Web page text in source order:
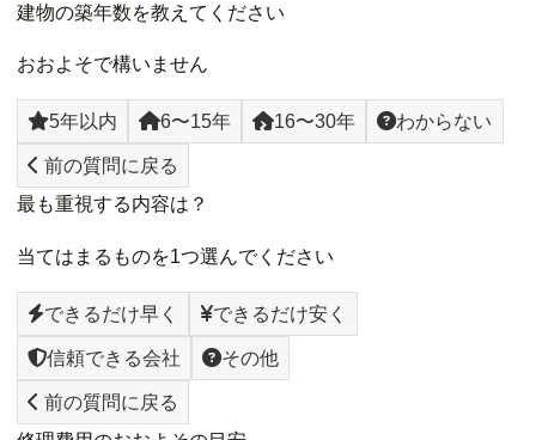
建物の築年数を教えてください
おおよそで構いません
5年以内 6〜15年 16〜30年 わからない
前の質問に戻る
最も重視する内容は？
当てはまるものを1つ選んでください
できるだけ早く できるだけ安く
信頼できる会社 その他
前の質問に戻る